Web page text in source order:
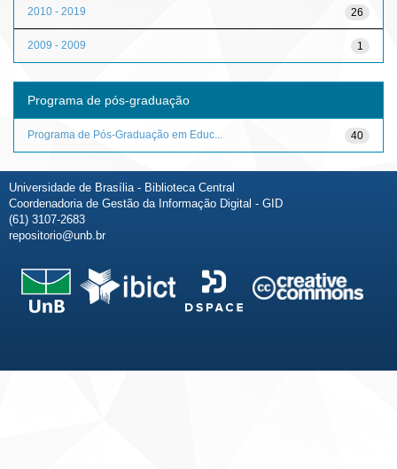
26
2010 - 2019
1
2009 - 2009
Programa de pós-graduação
40
Programa de Pós-Graduação em Educ...
Universidade de Brasília - Biblioteca Central
Coordenadoria de Gestão da Informação Digital - GID
(61) 3107-2683
repositorio@unb.br